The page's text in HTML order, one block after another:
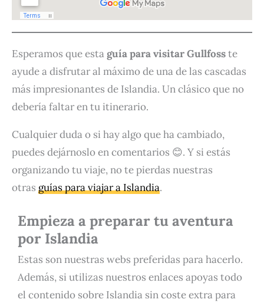
Esperamos que esta guía para visitar Gullfosste
ayude a disfrutar al máximo de una de las cascadas
más impresionantes de Islandia. Un clásico que no
debería faltar en tu itinerario.
Cualquier duda o si hay algo que ha cambiado,
puedes dejárnoslo en comentarios 😊. Y si estás
organizando tu viaje, no te pierdas nuestras
otras guías para viajar a Islandia.
Empieza a preparar tu aventura
por Islandia
Estas son nuestras webs preferidas para hacerlo.
Además, si utilizas nuestros enlaces apoyas todo
el contenido sobre Islandia sin coste extra para